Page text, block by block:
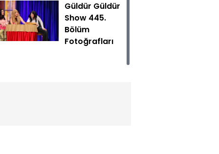
Güldür Show yeni bölümüyle Cumartesi 20.00'de Show
Güldür Güldür
Show 445.
Bölüm
Fotoğrafları